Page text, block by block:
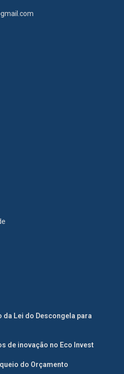
Lei do Descongela para
de inovação no Eco Invest
do Orçamento